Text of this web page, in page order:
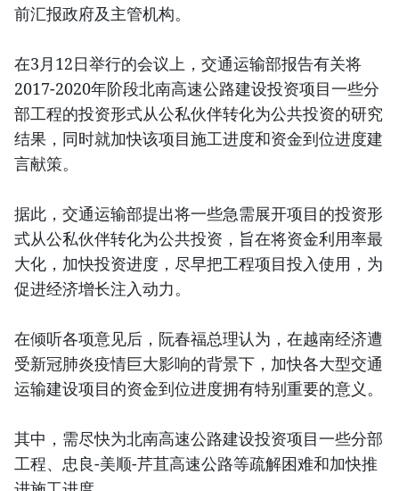
前汇报政府及主管机构。
在3月12日举行的会议上，交通运输部报告有关将
2017-2020年阶段北南高速公路建设投资项目一些分
部工程的投资形式从公私伙伴转化为公共投资的研究
结果，同时就加快该项目施工进度和资金到位进度建
言献策。
据此，交通运输部提出将一些急需展开项目的投资形
式从公私伙伴转化为公共投资，旨在将资金利用率最
大化，加快投资进度，尽早把工程项目投入使用，为
促进经济增长注入动力。
在倾听各项意见后，阮春福总理认为，在越南经济遭
受新冠肺炎疫情巨大影响的背景下，加快各大型交通
运输建设项目的资金到位进度拥有特别重要的意义。
其中，需尽快为北南高速公路建设投资项目一些分部
工程、忠良-美顺-芹苴高速公路等疏解困难和加快推